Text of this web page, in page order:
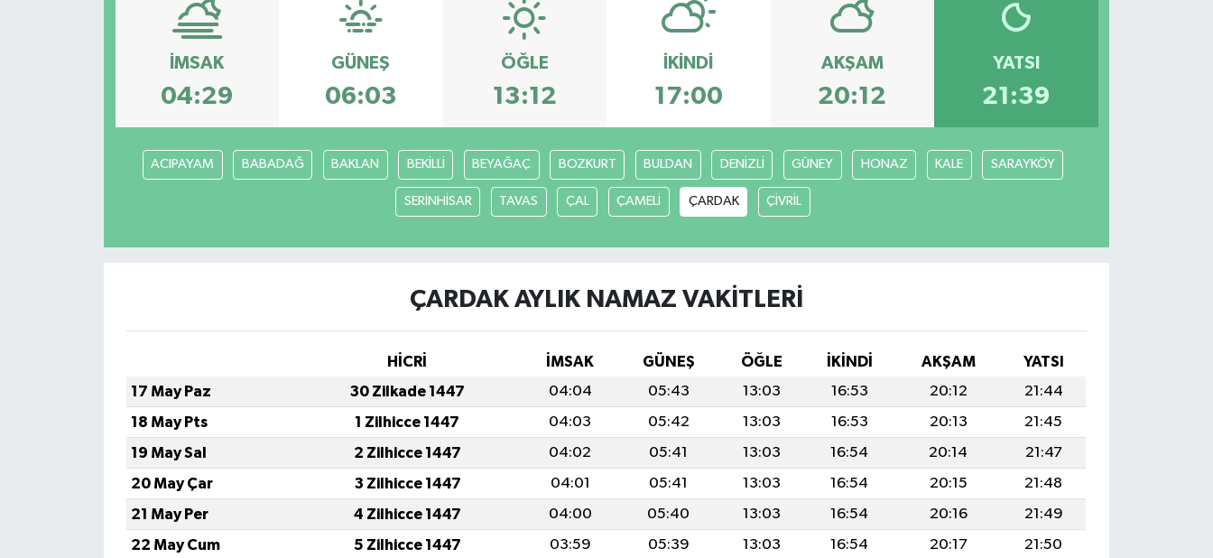
İMSAK
04:29
GÜNEŞ
06:03
ÖĞLE
13:12
İKINDI
17:00
AKŞAM
20:12
YATSI
21:39
ACIPAYAM BABADAĞ BAKLAN BEKİLLİ BEYAĞAÇ BOZKURT BULDAN DENİZLİ GÜNEY HONAZ KALE SARAYKÖY
SERİNHİSAR TAVAS ÇAL ÇAMELİ ÇARDAK ÇİVRİL
ÇARDAK AYLIK NAMAZ VAKITLERI
HİCRİ İMSAK GÜNEŞ ÖĞLE İKINDI AKŞAM
YATSI
17 May Paz
30 Zilkade 1447 04:04 05:43 13:03 16:53 20:12
21:44
18 May Pts
1 Zilhicce 1447 04:03 05:42 13:03 16:53 20:13
21:45
19 May Sal
2 Zilhicce 1447 04:02 05:41 13:03 16:54 20:14
21:47
20 May Çar
3 Zilhicce 1447 04:01 05:41 13:03 16:54 20:15
21:48
21 May Per
4 Zilhicce 1447 04:00 05:40 13:03 16:54 20:16
21:49
22 May Cum
5 Zilhicce 1447 03:59 05:39 13:03 16:54 20:17
21:50
RESMİ İLANLAR